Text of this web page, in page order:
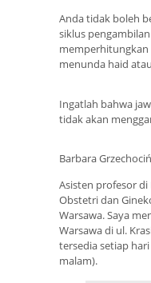
Anda tidak boleh
siklus
memperhitungkan
menunda haid
Ingatlah bahwa
tidak akan
Barbara
Asisten profesor
Obstetri dan
Warsawa. Saya
Warsawa di ul.
tersedia setiap
malam).